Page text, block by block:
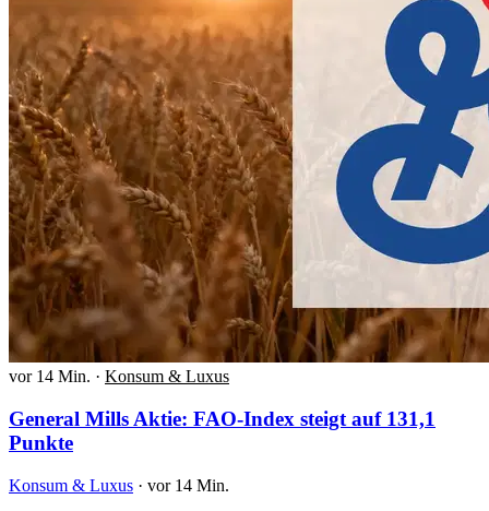
vor 14 Min. · Konsum & Luxus
General Mills Aktie: FAO-Index steigt auf 131,1
Punkte
Konsum & Luxus · vor 14 Min.